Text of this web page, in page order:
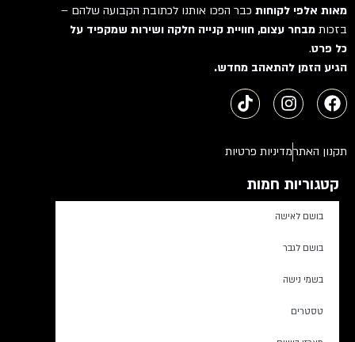
מאות אלפי לקוחותכבר הפכו אותנו לכתובת הקבועה שלהם –
בזכותמבחר עצום, חוויית קנייה חלקה ושירות שמקפיד על
כל פרט.
הגיע הזמן להתאהב מחדש.
תקנון האתרמדיניות פרטיות
קטגוריות חמות
בושם לאישה
בושם לגבר
בשמי נישה
טסטרים